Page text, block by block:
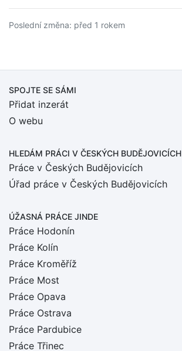
Poslední změna: před 1 rokem
SPOJTE SE SÁMI
Přidat inzerát
O webu
HLEDÁM PRÁCI V ČESKÝCH BUDĚJOVICÍCH
Práce v Českých Budějovicích
Úřad práce v Českých Budějovicích
ÚŽASNÁ PRÁCE JINDE
Práce Hodonín
Práce Kolín
Práce Kroměříž
Práce Most
Práce Opava
Práce Ostrava
Práce Pardubice
Práce Třinec